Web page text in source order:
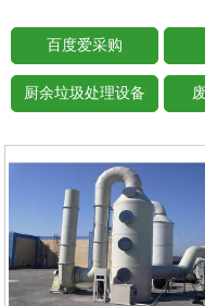
百度爱采购
厨余垃圾处理设备